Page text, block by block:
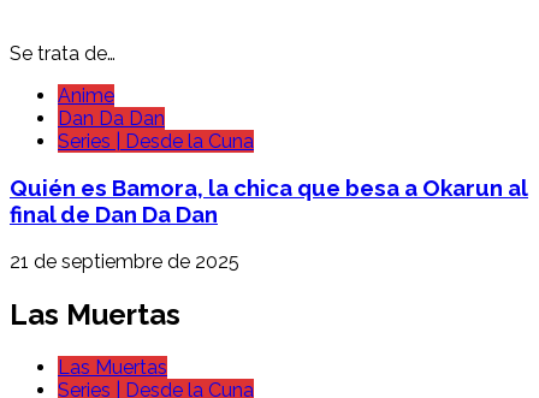
Se trata de…
Anime
Dan Da Dan
Series | Desde la Cuna
Quién es Bamora, la chica que besa a Okarun al
final de Dan Da Dan
21 de septiembre de 2025
Las Muertas
Las Muertas
Series | Desde la Cuna